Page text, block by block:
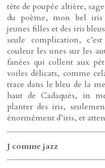
tête de poupée altière,
du poème, mon bel iris
jeunes filles et des iris
seule complication,
couleur les unes sur les
fanées qui collent aux
voiles délicats, comme
trace dans le bleu de la
haut de Cadaquès, in
planter des iris,
énormément d’iris, et
J comme jazz